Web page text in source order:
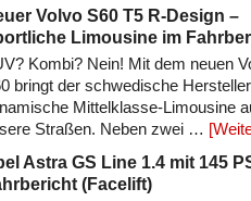
Volvo S60 T5 R-Design –
Limousine im
Kombi? Nein! Mit dem neuen
bringt der schwedische
Mittelklasse-Limousine
Straßen. Neben zwei …
Astra GS Line 1.4 mit 145
(Facelift)